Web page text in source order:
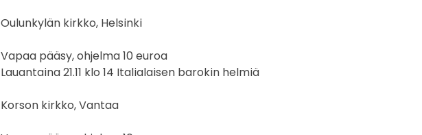
Oulunkylän kirkko, Helsinki
Vapaa pääsy, ohjelma 10 euroa
Lauantaina 21.11 klo 14 Italialaisen barokin helmiä
Korson kirkko, Vantaa